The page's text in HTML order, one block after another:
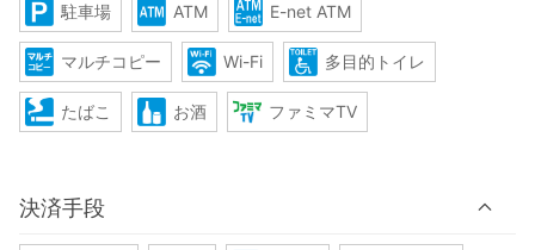
駐車場 ATM E-net ATM
マルチコピー Wi-Fi 多目的トイレ
たばこ お酒 ファミマTV
決済手段